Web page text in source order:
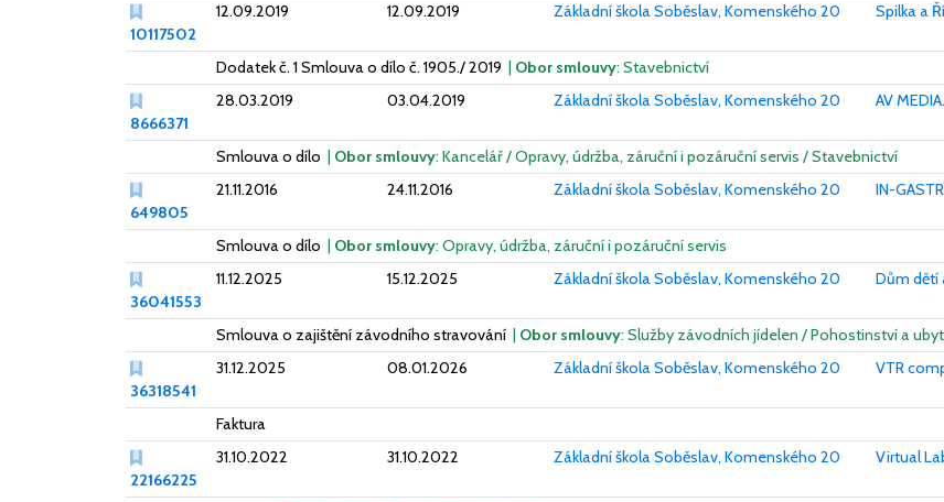
10117502
12.09.2019 12.09.2019 Základní škola Soběslav, Komenského 20 Spilka a
Dodatek č. 1 Smlouva o dílo č. 1905./ 2019 | Obor smlouvy: Stavebnictví
8666371
28.03.2019 03.04.2019 Základní škola Soběslav, Komenského 20 AV
Smlouva o dílo | Obor smlouvy: Kancelář / Opravy, údržba, záruční i pozáruční servis / Stavebnictví
649805
21.11.2016 24.11.2016 Základní škola Soběslav, Komenského 20 IN-
Smlouva o dílo | Obor smlouvy: Opravy, údržba, záruční i pozáruční servis
36041553
11.12.2025 15.12.2025 Základní škola Soběslav, Komenského 20 Dům dětí
Smlouva o zajištění závodního stravování | Obor smlouvy: Služby závodních jídelen / Pohostinství a
36318541
31.12.2025 08.01.2026 Základní škola Soběslav, Komenského 20 VTR
Faktura
22166225
31.10.2022 31.10.2022 Základní škola Soběslav, Komenského 20 Virtual